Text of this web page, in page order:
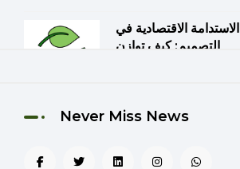
الاستدامة الاقتصادية في
التصميم: كيف توازن
August 02, 2025
Never Miss News